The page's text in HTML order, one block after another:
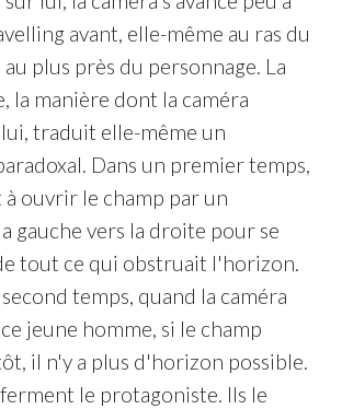
avant, elle-même au ras du
plus près du personnage. La
la manière dont la caméra
lui, traduit elle-même un
Dans un premier temps,
ouvrir le champ par un
gauche vers la droite pour se
tout ce qui obstruait l'horizon.
temps, quand la caméra
jeune homme, si le champ
il n'y a plus d'horizon possible.
le protagoniste. Ils le